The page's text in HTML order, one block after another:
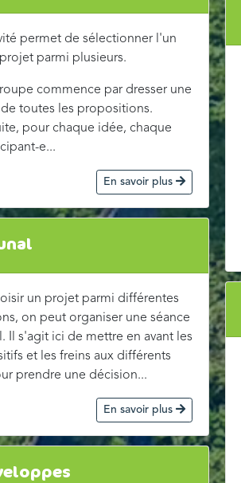
permet de sélectionner l'un
parmi plusieurs.
commence par dresser une
de toutes les propositions.
pour chaque idée, chaque
e...
En savoir plus
un projet parmi différentes
on peut organiser une séance
Il s'agit ici de mettre en avant les
et les freins aux différents
prendre une décision...
En savoir plus